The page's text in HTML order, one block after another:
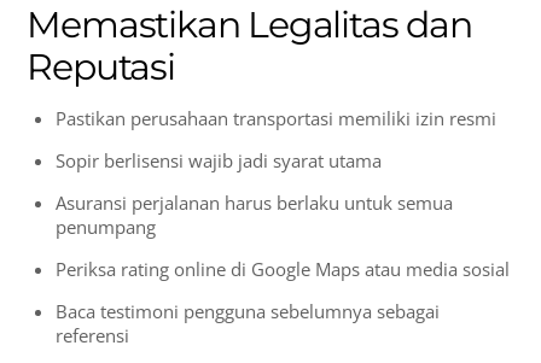
Memastikan Legalitas dan
Reputasi
Pastikan perusahaan transportasi memiliki izin resmi
Sopir berlisensi wajib jadi syarat utama
Asuransi perjalanan harus berlaku untuk semua
penumpang
Periksa rating online di Google Maps atau media sosial
Baca testimoni pengguna sebelumnya sebagai
referensi